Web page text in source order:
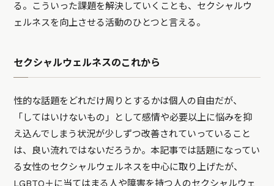
る。こういった課題を解決していくことも、セクシャルウ
ェルネスを向上させる活動のひとつと言える。
セクシャルウェルネスのこれから
性的な話題をどれだけ周りとするかは個人の自由だが、
「してはいけないもの」として感情や必要以上に悩みを抑
え込んでしまう状況が少しずつ改善されていっていること
は、良い流れではないだろうか。本記事では話題になってい
る女性のセクシャルウェルネスを中心に取り上げたが、
LGBTQ＋に当てはまる人や障害を持つ人のセクシャルウェ